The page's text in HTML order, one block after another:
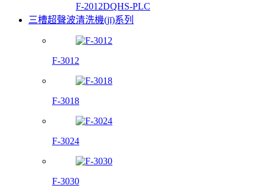
F-2012DQHS-PLC
三槽超聲波清洗機(jī)系列
F-3012
F-3018
F-3024
F-3030